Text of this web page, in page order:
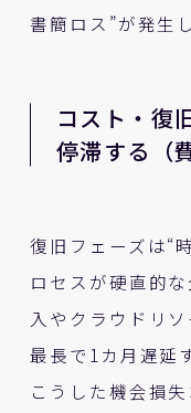
書簡ロス”が発生
コスト・復
停滞する（
復旧フェーズは“
ロセスが硬直的
入やクラウドリ
最長で1カ月遅延
こうした機会損